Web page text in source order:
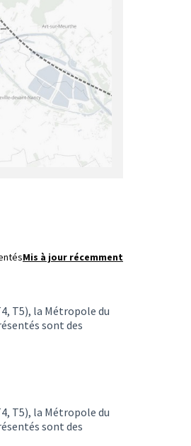
Mis à jour récemment
T5), la Métropole du
sont des
T5), la Métropole du
sont des